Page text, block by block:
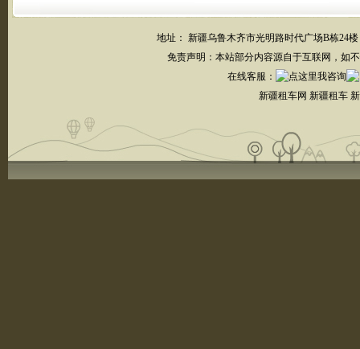
地址： 新疆乌鲁木齐市光明路时代广场B栋24
免责声明：本站部分内容源自于互联网，如
在线客服 ：
新疆租车网 新疆租车